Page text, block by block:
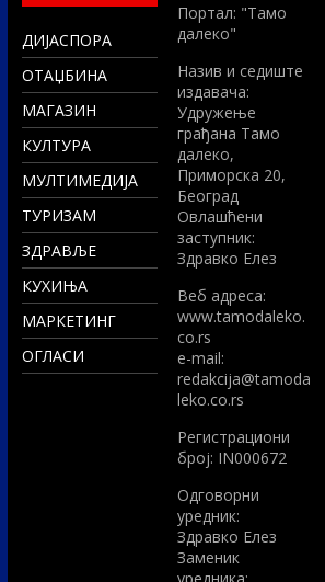
ДИЈАСПОРА
ОТАЏБИНА
МАГАЗИН
КУЛТУРА
МУЛТИМЕДИЈА
ТУРИЗАМ
ЗДРАВЉЕ
КУХИЊА
МАРКЕТИНГ
ОГЛАСИ
Портал: "Тамо
далеко"
Назив и седиште
издавача:
Удружење
грађана Тамо
далеко,
Приморска 20,
Београд
Овлашћени
заступник:
Здравко Елез
Вeб адреса:
www.tamodaleko.
co.rs
e-mail:
redakcija@tamoda
leko.co.rs
Регистрациони
број: IN000672
Одговорни
уредник:
Здравко Елез
Заменик